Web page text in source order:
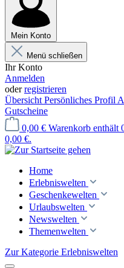
Mein Konto
Menü schließen
Ihr Konto
Anmelden
oderregistrieren
Übersicht Persönliches Profil
Gutscheine
0,00 € Warenkorb enthält
0,00 €.
Home
Erlebniswelten
Geschenkewelten
Urlaubswelten
Newswelten
Themenwelten
Zur Kategorie Erlebniswelten